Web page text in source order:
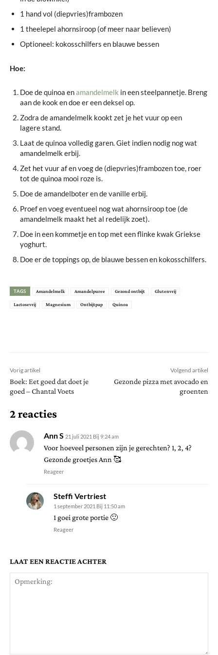
1 hand vol (diepvries)frambozen
1 theelepel ahornsiroop (of meer naar believen)
Optioneel: kokosschilfers en blauwe bessen
Hoe:
Doe de quinoa enamandelmelk in een steelpannetje. Breng
aan de kook en doe er een deksel op.
Zodra de amandelmelk kookt zet je het vuur op een
lagere stand.
Laat de quinoa volledig garen. Giet indien nodig nog wat
amandelmelk erbij.
Zet het vuur af en voeg de (diepvries)frambozen toe, roer
tot de quinoa mooi roze is.
Doe de amandelboter en de vanille erbij.
Proef en voeg eventueel nog wat ahornsiroop toe (de
amandelmelk maakt het al redelijk zoet).
Doe in een kommetje en top met een flinke kwak Griekse
yoghurt.
Doe er de toppings op, de blauwe bessen en kokosschilfers.
TAGS Amandelmelk Amandelpuree Gezond ontbijt Glutenvrij
Lactosevrij Magnesium Ontbijtpap Quinoa
Vorig artikel
Boek: Eet goed dat doet je
goed – Chantal Voets
Volgend artikel
Gezonde pizza met avocado en
groenten
2 reacties
Ann S 21 juli 2021 Bij 9:24 am
Voor hoeveel personen zijn je gerechten? 1, 2, 4?
Gezonde groetjes Ann 🥰
Reageer
Steffi Vertriest
1 september 2021 Bij 11:50 am
1 goei grote portie 🙂
Reageer
LAAT EEN REACTIE ACHTER